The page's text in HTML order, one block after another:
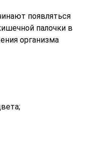
появляться
палочки в
организма